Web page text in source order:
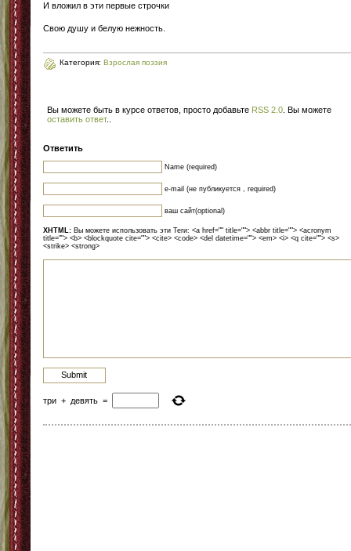
И вложил в эти первые строчки
Свою душу и белую нежность.
Категория: Взрослая поэзия
Вы можете быть в курсе ответов, просто добавьте RSS 2.0 . Вы можете
оставить ответ.
Ответить
Name (required)
e-mail (не публикуется , required)
ваш сайт(optional)
XHTML: Вы можете использовать эти Теги: <a href="" title=""> <abbr title=""> <acronym
title=""> <b> <blockquote cite=""> <cite> <code> <del datetime=""> <em> <i> <q cite=""> <s>
<strike> <strong>
три + девять =